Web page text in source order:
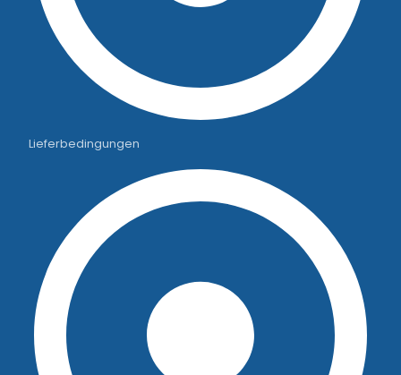
Lieferbedingungen